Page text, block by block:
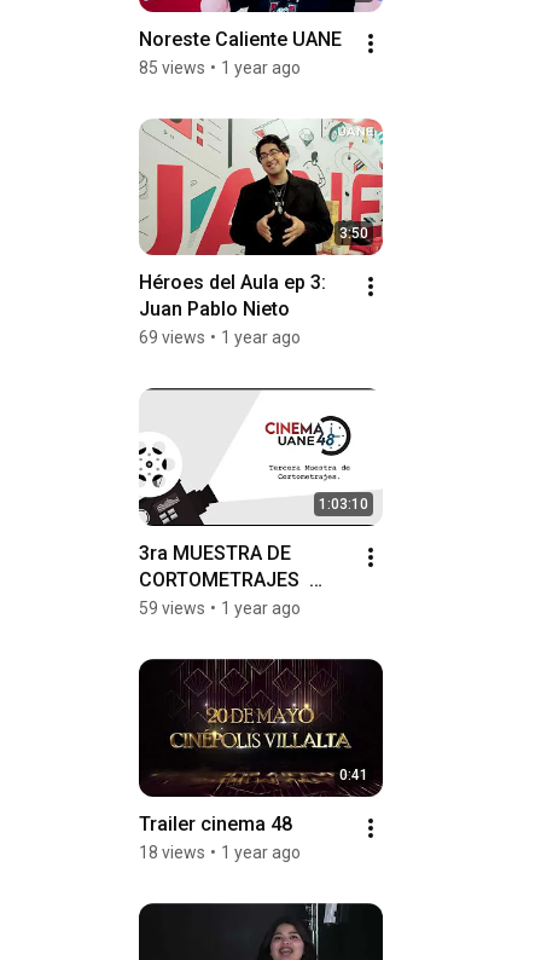
Noreste Caliente UANE
85 views • 1 year ago
3:50
Héroes del Aula ep 3:
Juan Pablo Nieto
69 views • 1 year ago
1:03:10
3ra MUESTRA DE
CORTOMETRAJES
CINEMA UANE 48
59 views • 1 year ago
0:41
Trailer cinema 48
18 views • 1 year ago